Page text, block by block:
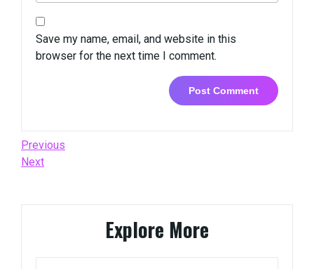
Save my name, email, and website in this
browser for the next time I comment.
Post
navigation
Previous
Post
Previous
Next
Next
Explore More